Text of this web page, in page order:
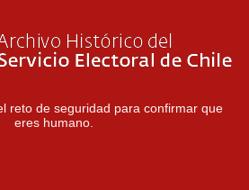
reto de seguridad para confirmar que
eres humano.